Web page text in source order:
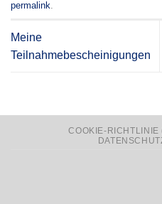
permalink.
Meine
Teilnahmebescheinigungen
COOKIE-RICHTLINIE